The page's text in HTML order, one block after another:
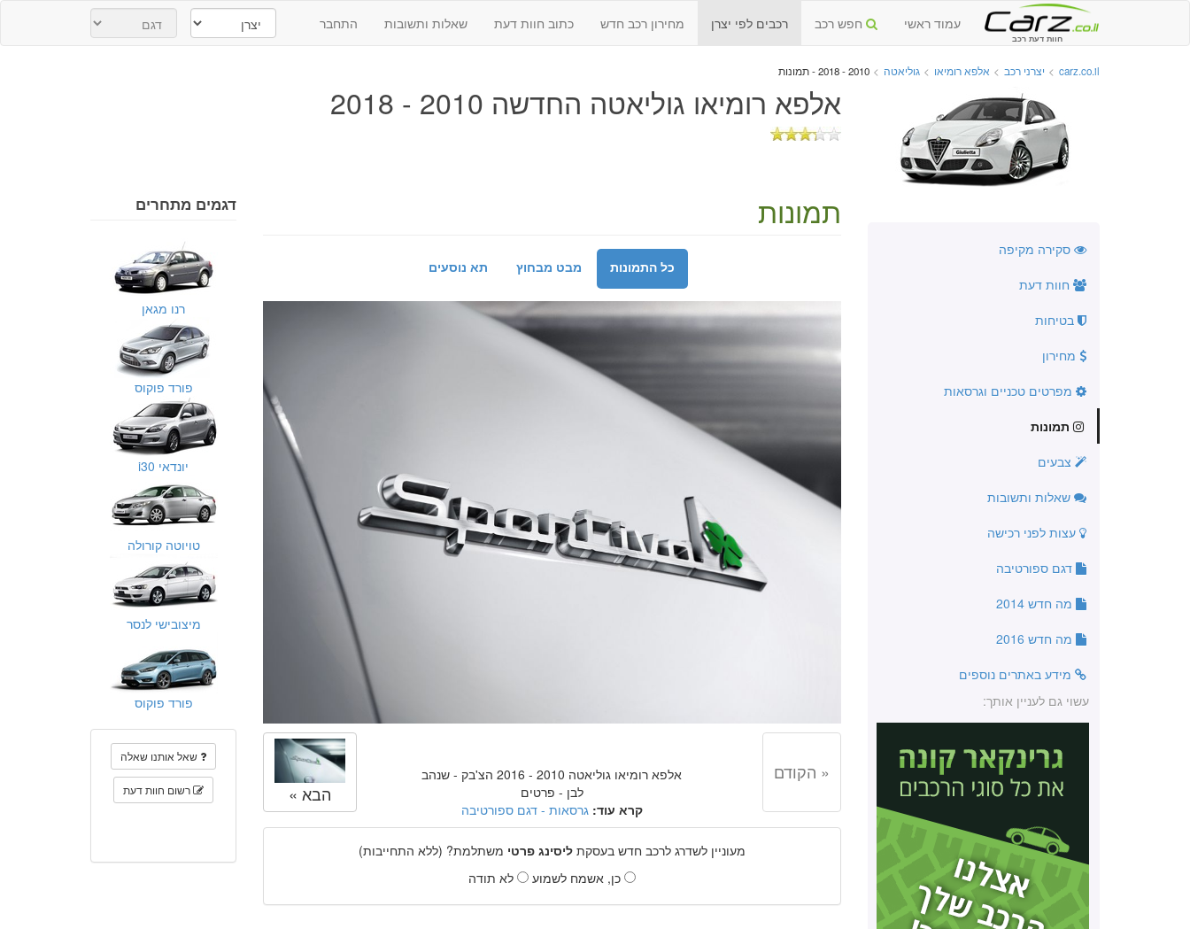
חוות דעת רכב
עמוד ראשי חפש רכב רכבים לפי יצרן מחירון רכב חדש כתוב חוות דעת שאלות ותשובות התחבר
carz.co.il
> יצרני רכב > אלפא רומיאו > גוליאטה > 2010 - 2018 - תמונות
אלפא רומיאו גוליאטה החדשה 2010 - 2018
סקירה מקיפה
חוות דעת
בטיחות
מחירון
מפרטים טכניים וגרסאות
תמונות
צבעים
שאלות ותשובות
עצות לפני רכישה
דגם ספורטיבה
מה חדש 2014
מה חדש 2016
מידע באתרים נוספים
עשוי גם לעניין אותך:
תמונות
תא נוסעים מבט מבחוץ כל התמונות
« הקודם
אלפא רומיאו גוליאטה 2010 - 2016 הצ'בק - שנהב
לבן - פרטים
קרא עוד:גרסאות - דגם ספורטיבה
הבא »
מעוניין לשדרג לרכב חדש בעסקתליסינג פרטי משתלמת? (ללא התחייבות)
כן, אשמח לשמוע
לא תודה
דגמים מתחרים
רנו מגאן
פורד פוקוס
יונדאי i30
טויוטה קורולה
מיצובישי לנסר
פורד פוקוס
שאל אותנו שאלה
רשום חוות דעת